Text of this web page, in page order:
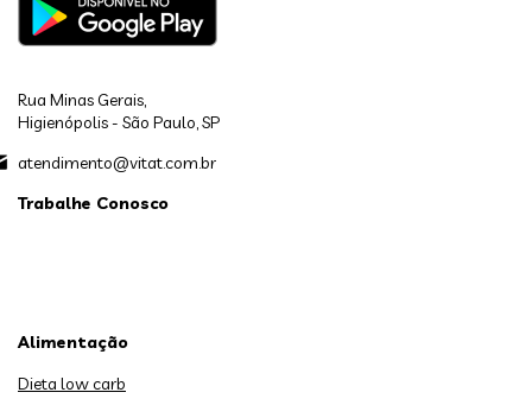
Rua Minas Gerais,
Higienópolis - São Paulo, SP
atendimento@vitat.com.br
Trabalhe Conosco
Alimentação
Dieta low carb